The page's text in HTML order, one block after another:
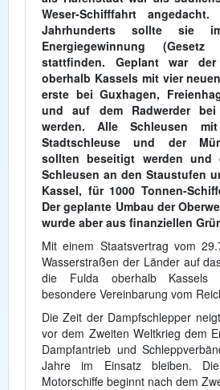
Weser-Schifffahrt
Jahrhunderts sollte sie
Energiegewinnung (Gesetz
stattfinden. Geplant war
oberhalb Kassels mit vier
erste bei Guxhagen,
und auf dem Radwerder
werden. Alle Schleusen
Stadtschleuse und der
sollten beseitigt werden und
Schleusen an den Staustufen
Kassel, für 1000 Tonnen-
Der geplante Umbau der
wurde aber aus finanziellen
Mit einem Staatsvertrag vom
Wasserstraßen der Länder auf
die Fulda oberhalb
besondere Vereinbarung vom
Die Zeit der Dampfschlepper
vor dem Zweiten Weltkrieg dem
Dampfantrieb und
Jahre im Einsatz bleiben.
Motorschiffe beginnt nach dem